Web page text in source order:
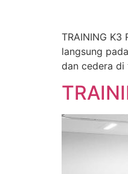
TRAINING K3
langsung
dan cedera di